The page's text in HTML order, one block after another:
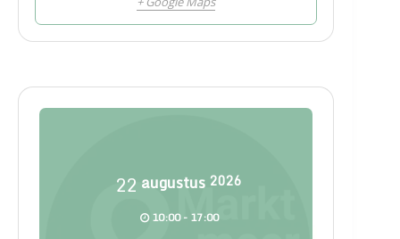
22 augustus 2026
10:00 - 17:00